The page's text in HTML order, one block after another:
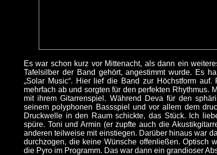
Es war schon kurz vor Mittenacht, als dann ein
Tafelsilber der Band gehört, angestimmt wurde. Es
„Solar Music“. Hier lief die Band zur Höchstform
mehrfach ab und sorgten für den perfekten
mit ihrem Gitarrenspiel. Während Deva für den
seinem polyphonen Bassspiel und vor allem dem
Druckwelle in den Raum schickte, das Stück. Ich
spüre. Toni und Armin (er zupfte auch die
anderen teilweise mit einstiegen. Darüber hinaus war
durchzogen, die keine Wünsche offenließen. Optisch
die Pyro im Programm. Das war dann ein grandioser